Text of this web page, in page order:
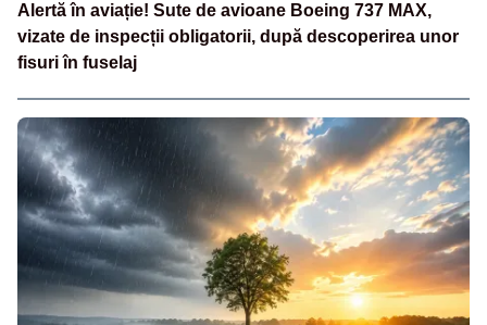
Alertă în aviație! Sute de avioane Boeing 737 MAX,
vizate de inspecții obligatorii, după descoperirea unor
fisuri în fuselaj